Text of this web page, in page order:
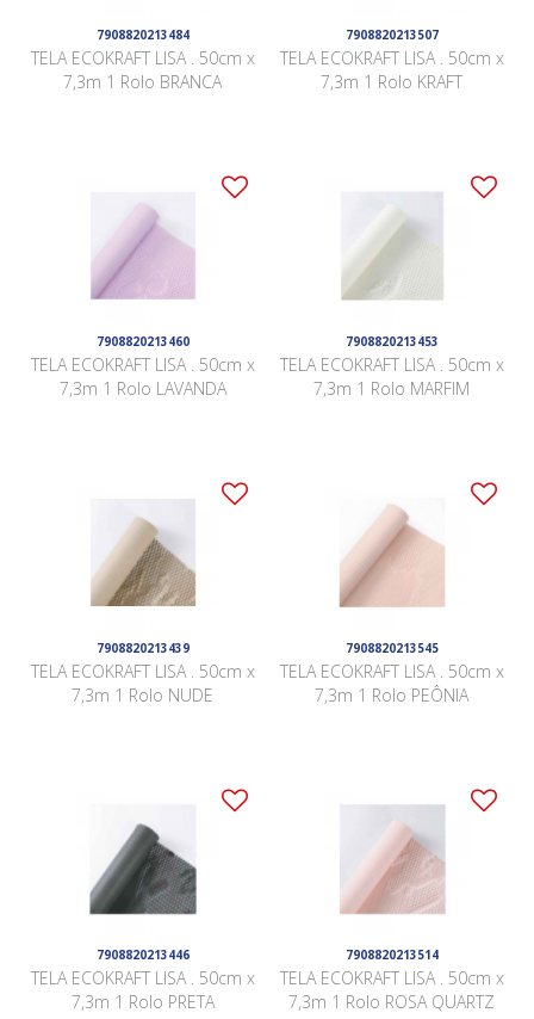
7908820213484
TELA ECOKRAFT LISA . 50cm x
7,3m 1 Rolo BRANCA
7908820213507
TELA ECOKRAFT LISA . 50cm x
7,3m 1 Rolo KRAFT
7908820213460
TELA ECOKRAFT LISA . 50cm x
7,3m 1 Rolo LAVANDA
7908820213453
TELA ECOKRAFT LISA . 50cm x
7,3m 1 Rolo MARFIM
7908820213439
TELA ECOKRAFT LISA . 50cm x
7,3m 1 Rolo NUDE
7908820213545
TELA ECOKRAFT LISA . 50cm x
7,3m 1 Rolo PEÔNIA
7908820213446
TELA ECOKRAFT LISA . 50cm x
7,3m 1 Rolo PRETA
7908820213514
TELA ECOKRAFT LISA . 50cm x
7,3m 1 Rolo ROSA QUARTZ